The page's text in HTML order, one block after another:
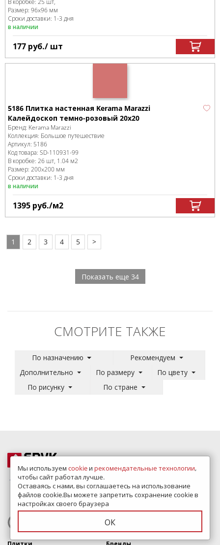
В коробке: 25 шт,
Размер: 96x96 мм
Сроки доставки: 1-3 дня
в наличии
177 руб./ шт
5186 Плитка настенная Kerama Marazzi
Калейдоскоп темно-розовый 20x20
Бренд: Kerama Marazzi
Коллекция: Большое путешествие
Артикул: 5186
Код товара: SD-110931-99
В коробке: 26 шт, 1.04 м2
Размер: 200x200 мм
Сроки доставки: 1-3 дня
в наличии
1395 руб./м2
1 2 3 4 5 >
Показать еще 34
СМОТРИТЕ ТАКЖЕ
По назначению
Рекомендуем
Дополнительно
По размеру
По цвету
По рисунку
По стране
E-mail:
Режим работы: 10:00-20:00
ЗАКАЗАТЬ ЗВОНОК
Мы используем cookieи рекомендательные технологии,
чтобы сайт работал лучше.
Оставаясь с нами, вы соглашаетесь на использование
файлов cookie.Вы можете запретить сохранение cookie в
настройках своего браузера
ОК